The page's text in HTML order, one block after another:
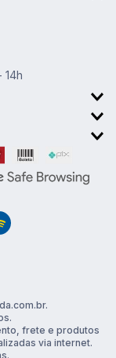
14h
frete e produtos
via internet.